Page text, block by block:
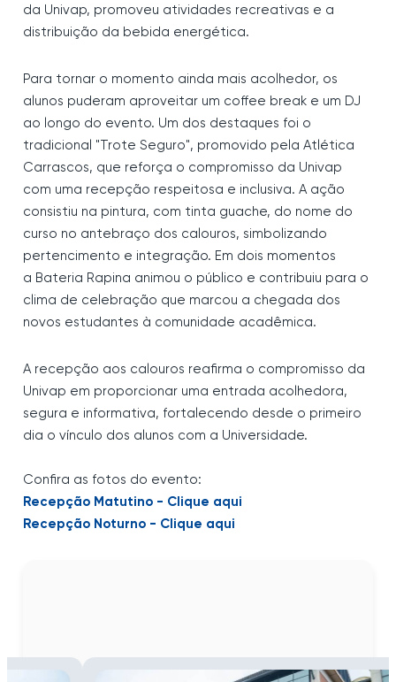
da Univap, promoveu atividades recreativas e a
distribuição da bebida energética.
Para tornar o momento ainda mais acolhedor, os
alunos puderam aproveitar um coffee break e um DJ
ao longo do evento. Um dos destaques foi o
tradicional "Trote Seguro", promovido pela Atlética
Carrascos, que reforça o compromisso da Univap
com uma recepção respeitosa e inclusiva. A ação
consistiu na pintura, com tinta guache, do nome do
curso no antebraço dos calouros, simbolizando
pertencimento e integração. Em dois momentos
a Bateria Rapina animou o público e contribuiu para o
clima de celebração que marcou a chegada dos
novos estudantes à comunidade acadêmica.
A recepção aos calouros reafirma o compromisso da
Univap em proporcionar uma entrada acolhedora,
segura e informativa, fortalecendo desde o primeiro
dia o vínculo dos alunos com a Universidade.
Confira as fotos do evento:
Recepção Matutino - Clique aqui
Recepção Noturno - Clique aqui